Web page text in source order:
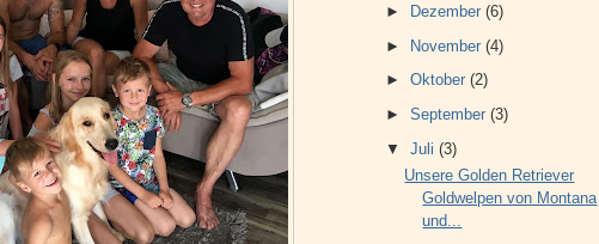
►
Dezember (6)
► November (4)
► Oktober (2)
► September (3)
▼ Juli (3)
Unsere Golden Retriever
Goldwelpen von Montana
und...